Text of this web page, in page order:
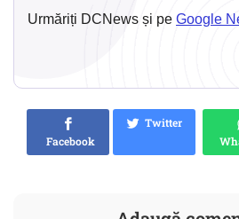
Urmăriți DCNews și pe Google
Facebook
Twitter